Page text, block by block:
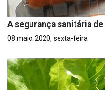
A segurança sanitária
08 maio 2020, sexta-feira